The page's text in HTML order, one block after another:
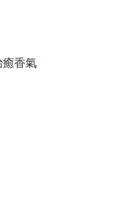
癒香氣